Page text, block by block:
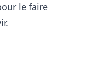
le faire